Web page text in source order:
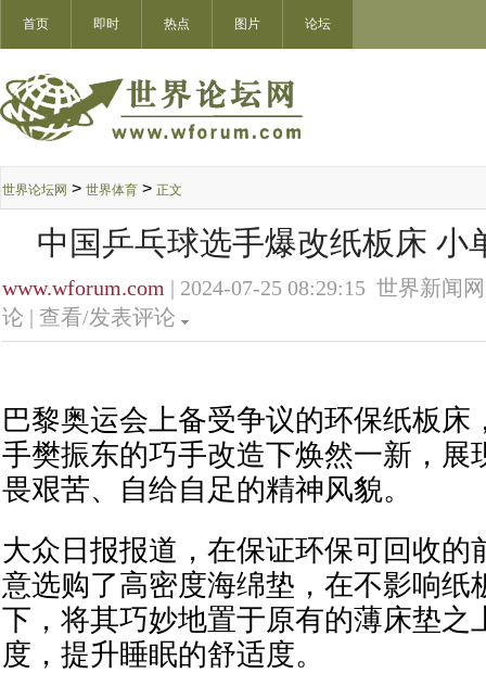
首页 即时 热点 图片 论坛
世界论坛网 > 世界体育 > 正文
中国乒乓球选手爆改纸板床 小
www.wforum.com | 2024-07-25 08:29:15 世界新闻
论 | 查看/发表评论
巴黎奥运会上备受争议的环保纸板床
手樊振东的巧手改造下焕然一新，展
畏艰苦、自给自足的精神风貌。
大众日报报道，在保证环保可回收的
意选购了高密度海绵垫，在不影响纸
下，将其巧妙地置于原有的薄床垫之
度，提升睡眠的舒适度。